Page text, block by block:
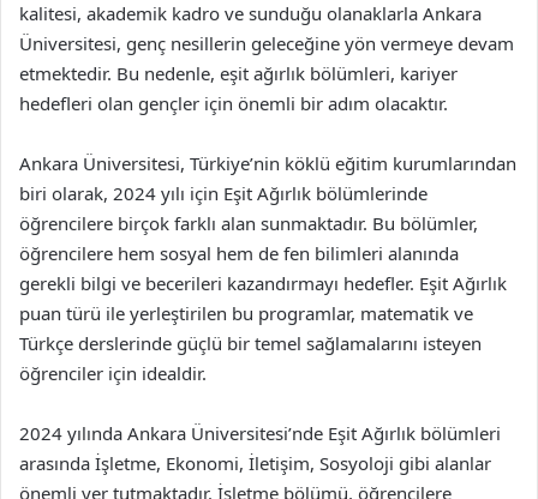
kalitesi, akademik kadro ve sunduğu olanaklarla Ankara
Üniversitesi, genç nesillerin geleceğine yön vermeye devam
etmektedir. Bu nedenle, eşit ağırlık bölümleri, kariyer
hedefleri olan gençler için önemli bir adım olacaktır.
Ankara Üniversitesi, Türkiye’nin köklü eğitim kurumlarından
biri olarak, 2024 yılı için Eşit Ağırlık bölümlerinde
öğrencilere birçok farklı alan sunmaktadır. Bu bölümler,
öğrencilere hem sosyal hem de fen bilimleri alanında
gerekli bilgi ve becerileri kazandırmayı hedefler. Eşit Ağırlık
puan türü ile yerleştirilen bu programlar, matematik ve
Türkçe derslerinde güçlü bir temel sağlamalarını isteyen
öğrenciler için idealdir.
2024 yılında Ankara Üniversitesi’nde Eşit Ağırlık bölümleri
arasında İşletme, Ekonomi, İletişim, Sosyoloji gibi alanlar
önemli yer tutmaktadır. İşletme bölümü, öğrencilere